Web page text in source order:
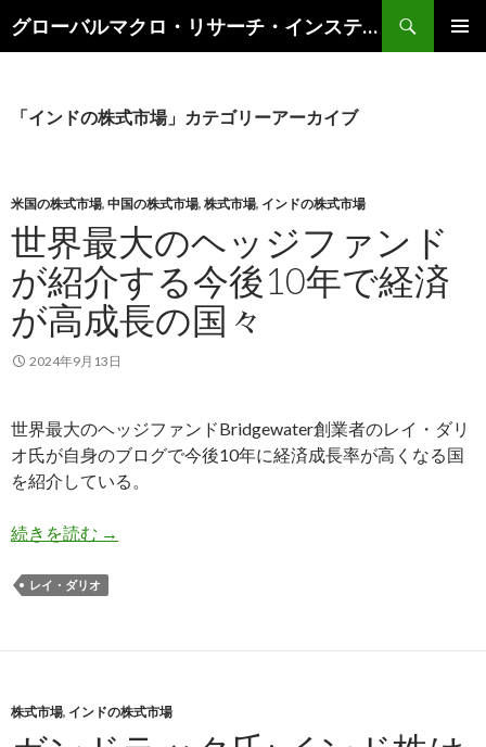
グローバルマクロ・リサーチ・インスティテュート
索
ン
キ
ッ
「インドの株式市場」カテゴリーアーカイブ
米国の株式市場, 中国の株式市場, 株式市場, インドの株式市場
世界最大のヘッジファンド
が紹介する今後10年で経済
が高成長の国々
2024年9月13日
世界最大のヘッジファンドBridgewater創業者のレイ・ダリ
オ氏が自身のブログで今後10年に経済成長率が高くなる国
を紹介している。
続きを読む 世界最大のヘッジファンドが紹介する今後10年
→
レイ・ダリオ
株式市場, インドの株式市場